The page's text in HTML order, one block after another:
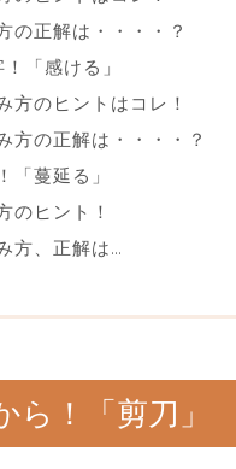
の正解は・・・・？
「感ける」
方のヒントはコレ！
方の正解は・・・・？
「蔓延る」
のヒント！
方、正解は…
ら！「剪刀」